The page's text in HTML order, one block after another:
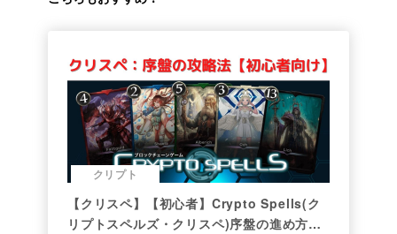
クリプト
【クリスペ】【初心者】Crypto Spells(ク
リプトスペルズ・クリスペ)序盤の進め方